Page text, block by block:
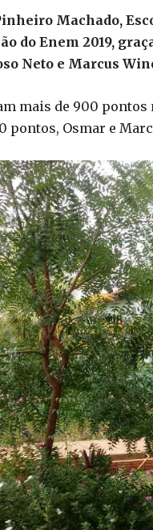
Machado,
do Enem 2019,
Neto e Marcus
mais de 900 pontos
pontos, Osmar e